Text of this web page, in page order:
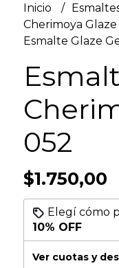
Inicio
Cherimoya Glaze
Esmalte Glaze
052
$1.750,00
Elegí cómo
10% OFF
Ver cuotas y